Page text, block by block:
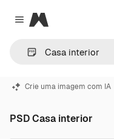
Close menu
Magnific
Crie uma imagem com IA
PSD Casa interior